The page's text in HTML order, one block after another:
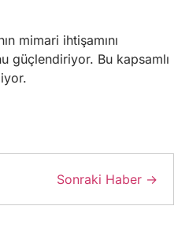
mimari ihtişamını
güçlendiriyor. Bu kapsamlı
Sonraki Haber →